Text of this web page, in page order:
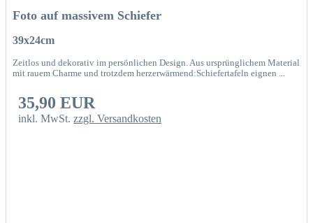
Foto auf massivem Schiefer
39x24cm
Zeitlos und dekorativ im persönlichen Design. Aus ursprünglichem Material
mit rauem Charme und trotzdem herzerwärmend:Schiefertafeln eignen ...
35,90 EUR
inkl. MwSt.zzgl. Versandkosten